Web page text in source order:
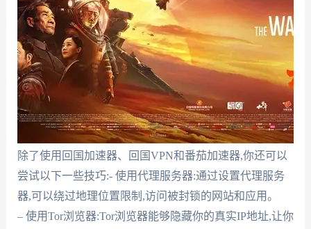
除了使用回国加速器、回国VPN和番茄加速器,你还可以
尝试以下一些技巧:- 使用代理服务器:通过设置代理服务
器,可以绕过地理位置限制,访问被封锁的网站和应用。
– 使用Tor浏览器:Tor浏览器能够隐藏你的真实IP地址,让你